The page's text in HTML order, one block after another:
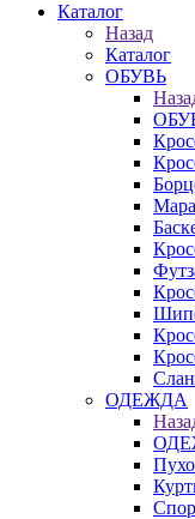
Каталог
Назад
Каталог
ОБУВЬ
ОДЕЖДА